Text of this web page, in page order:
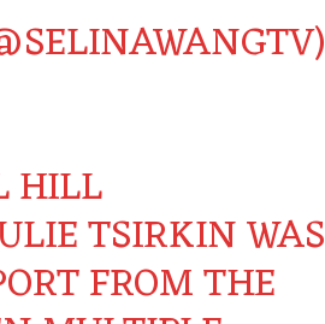
HILL
TSIRKIN WAS
FROM THE